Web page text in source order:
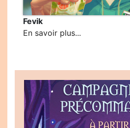
Fevik
En savoir plus...